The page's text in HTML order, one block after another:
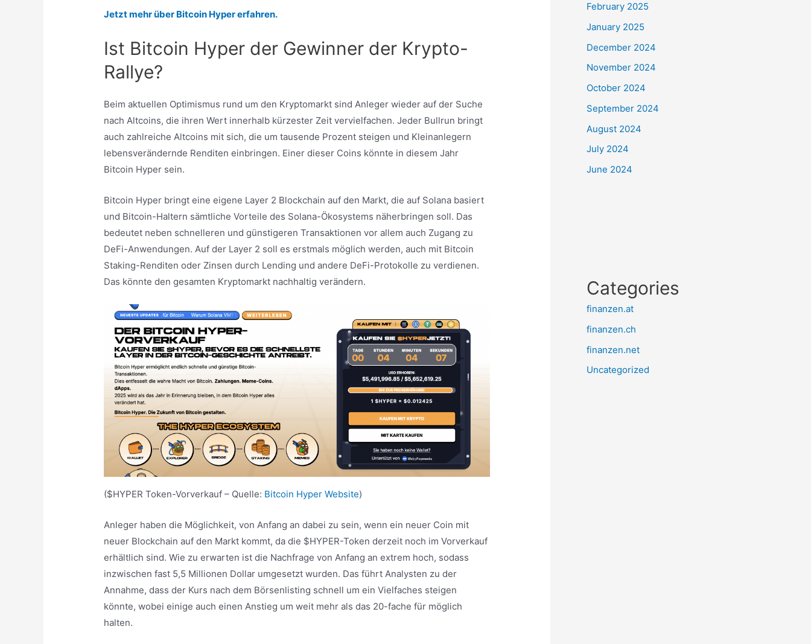
Jetzt mehr über Bitcoin Hyper erfahren.
Ist Bitcoin Hyper der Gewinner der Krypto-
Rallye?
Beim aktuellen Optimismus rund um den Kryptomarkt sind Anleger wieder auf der Suche
nach Altcoins, die ihren Wert innerhalb kürzester Zeit vervielfachen. Jeder Bullrun bringt
auch zahlreiche Altcoins mit sich, die um tausende Prozent steigen und Kleinanlegern
lebensverändernde Renditen einbringen. Einer dieser Coins könnte in diesem Jahr
Bitcoin Hyper sein.
Bitcoin Hyper bringt eine eigene Layer 2 Blockchain auf den Markt, die auf Solana basiert
und Bitcoin-Haltern sämtliche Vorteile des Solana-Ökosystems näherbringen soll. Das
bedeutet neben schnelleren und günstigeren Transaktionen vor allem auch Zugang zu
DeFi-Anwendungen. Auf der Layer 2 soll es erstmals möglich werden, auch mit Bitcoin
Staking-Renditen oder Zinsen durch Lending und andere DeFi-Protokolle zu verdienen.
Das könnte den gesamten Kryptomarkt nachhaltig verändern.
($HYPER Token-Vorverkauf – Quelle: Bitcoin Hyper Website)
Anleger haben die Möglichkeit, von Anfang an dabei zu sein, wenn ein neuer Coin mit
neuer Blockchain auf den Markt kommt, da die $HYPER-Token derzeit noch im Vorverkauf
erhältlich sind. Wie zu erwarten ist die Nachfrage von Anfang an extrem hoch, sodass
inzwischen fast 5,5 Millionen Dollar umgesetzt wurden. Das führt Analysten zu der
Annahme, dass der Kurs nach dem Börsenlisting schnell um ein Vielfaches steigen
könnte, wobei einige auch einen Anstieg um weit mehr als das 20-fache für möglich
halten.
February 2025
January 2025
December 2024
November 2024
October 2024
September 2024
August 2024
July 2024
June 2024
Categories
finanzen.at
finanzen.ch
finanzen.net
Uncategorized